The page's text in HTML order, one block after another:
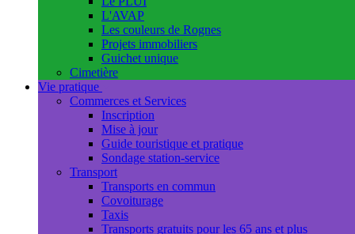
L'AVAP
Les couleurs de Rognes
Projets immobiliers
Guichet unique
Cimetière
Vie pratique
Commerces et Services
Inscription
Mise à jour
Guide touristique et pratique
Sondage station-service
Transport
Transports en commun
Covoiturage
Taxis
Transports gratuits pour les 65 ans et plus